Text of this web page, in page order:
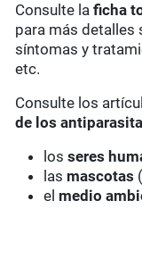
Consulte laficha
para más detalles
síntomas y
etc.
Consulte los
de los
losseres
las mascotas
el medio